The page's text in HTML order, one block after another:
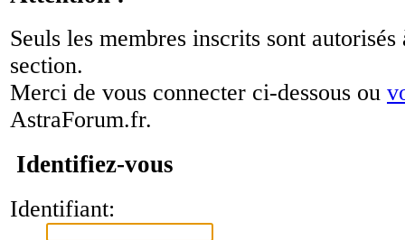
Seuls les membres inscrits sont autorisés
section.
Merci de vous connecter ci-dessous ou
AstraForum.fr.
Identifiez-vous
Identifiant: